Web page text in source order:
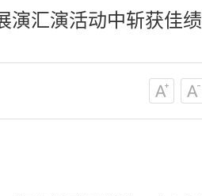
演汇演活动中斩获佳绩